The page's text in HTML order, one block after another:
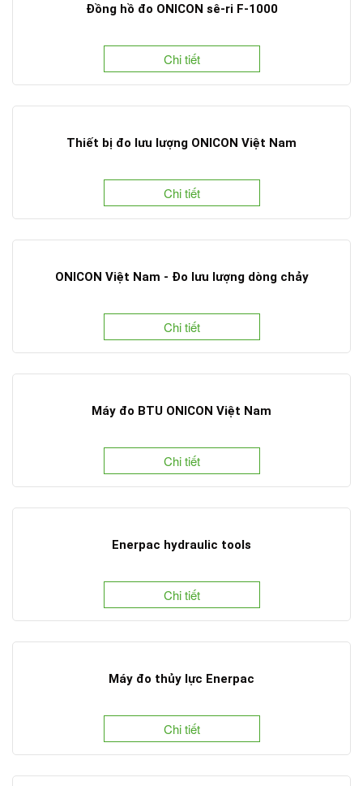
Đồng hồ đo ONICON sê-ri F-1000
Chi tiết
Thiết bị đo lưu lượng ONICON Việt Nam
Chi tiết
ONICON Việt Nam - Đo lưu lượng dòng chảy
Chi tiết
Máy đo BTU ONICON Việt Nam
Chi tiết
Enerpac hydraulic tools
Chi tiết
Máy đo thủy lực Enerpac
Chi tiết